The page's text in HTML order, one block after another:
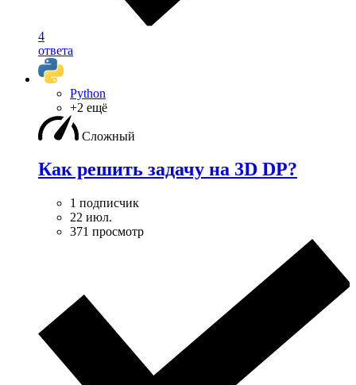
4
ответа
Python
+2 ещё
Сложный
Как решить задачу на 3D DP?
1 подписчик
22 июл.
371 просмотр